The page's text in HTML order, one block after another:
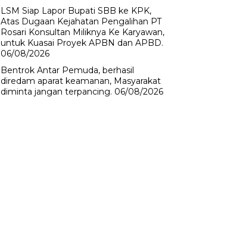
LSM Siap Lapor Bupati SBB ke KPK,
Atas Dugaan Kejahatan Pengalihan PT
Rosari Konsultan Miliknya Ke Karyawan,
untuk Kuasai Proyek APBN dan APBD.
06/08/2026
Bentrok Antar Pemuda, berhasil
diredam aparat keamanan, Masyarakat
diminta jangan terpancing. 06/08/2026